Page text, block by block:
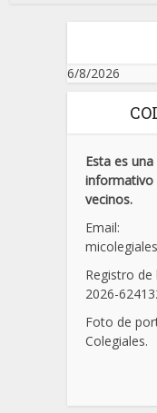
6/8/2026
Esta es
informativo
vecinos.
Email:
Registro de
2026-
Foto de
Colegiales.